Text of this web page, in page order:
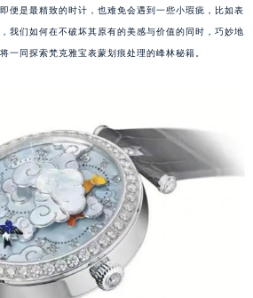
便是最精致的时计，也难免会遇到一些小瑕疵，比如表
我们如何在不破坏其原有的美感与价值的同时，巧妙地
一同探索梵克雅宝表蒙划痕处理的峰林秘籍。